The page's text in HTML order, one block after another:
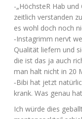
-„Höchs­teR Hab
zeit­lich ver­stan­den
es wohl doch noch
‑Instagrimm nervt
Qua­li­tät lie­fern und
die ist das ja auch
man halt nicht in 20
‑Bibi hat jetzt
krank. Was genau
Ich wür­de dies